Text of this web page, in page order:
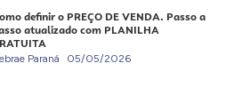
definir o PREÇO DE VENDA. Passo a
atualizado com PLANILHA
Paraná 05/05/2026